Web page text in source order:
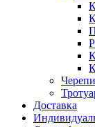
Доставка